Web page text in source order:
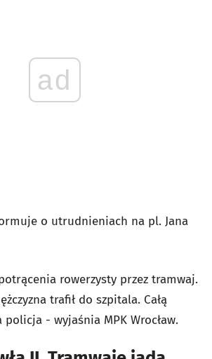
ad
o utrudnieniach na pl. Jana
rowerzysty przez tramwaj.
trafił do szpitala. Całą
- wyjaśnia MPK Wrocław.